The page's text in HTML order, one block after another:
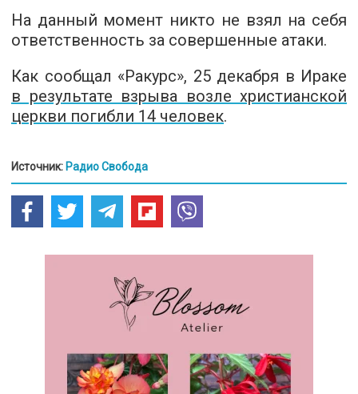
На данный момент никто не взял на себя
ответственность за совершенные атаки.
Как сообщал «Ракурс», 25 декабря в Ираке
в результате взрыва возле христианской
церкви погибли 14 человек.
Источник: Радио Свобода